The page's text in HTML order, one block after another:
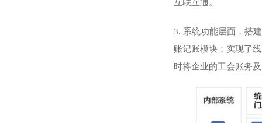
互联互通。
3. 系统功能层面，搭
账记账模块；实现了
时将企业的工会账务